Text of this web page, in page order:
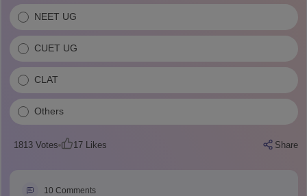
NEET UG
CUET UG
CLAT
Others
1813Votes 17Likes Share
10 Comments